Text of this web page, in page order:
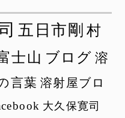
五日市剛 村
士山 ブログ 溶
言葉 溶射屋ブロ
大久保寛司